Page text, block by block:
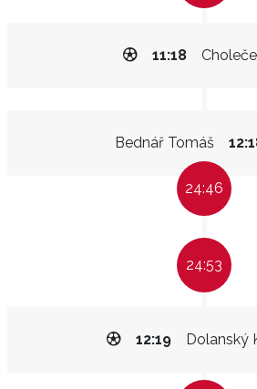
11:18
Bednář Tomáš
24:46
24:53
Dolanský
12:19